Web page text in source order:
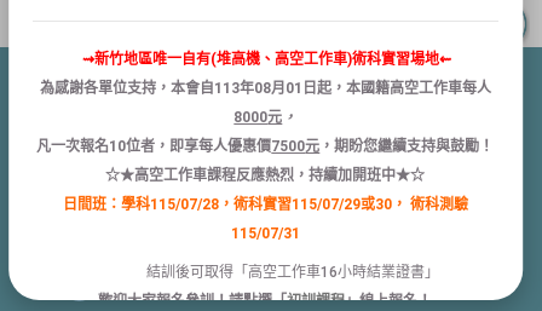
新竹縣竹北市縣政五街32巷8號1樓
03-5532399、 03-5531597
service@yurta.com.tw
⇝新竹地區唯一自有(堆高機、高空工作車)術科實習場地⇜
為感謝各單位支持，本會自 113年08月 01 日起 ，本國籍高空工作車每人
8000元 ，
凡一次報名10位者 ， 即享每人優惠價7500元 ，期盼您繼續支持與鼓勵！
☆★高空工作車課程反應熱烈，持續加開班中★☆
日間班：學科115/07/28，術科實習115/07/29或30，術科測驗
115/07/31
結訓後可取得「高空工作車16小時結業證書」
歡迎大家報名參訓！請點選「初訓課程」線上報名！